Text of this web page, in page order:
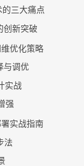
的三大痛点
创新突破
优化策略
与调优
实战
强
实战指南
法